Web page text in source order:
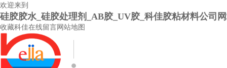
欢迎来到
硅胶胶水_硅胶处理剂_AB胶_UV胶_科佳胶粘材料公司
收藏科佳在线留言网站地图